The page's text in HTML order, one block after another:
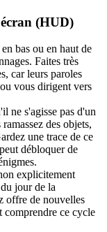
(HUD)
bas ou en haut de
Faites très
car leurs paroles
vous dirigent vers
ne s'agisse pas d'un
des objets,
une trace de ce
débloquer de
explicitement
jour de la
offre de nouvelles
comprendre ce cycle